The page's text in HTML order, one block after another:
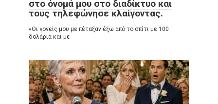
στο όνομά μου στο διαδίκτυο και
τους τηλεφώνησε κλαίγοντας.
«Οι γονείς μου με πέταξαν έξω από το σπίτι με 100
δολάρια και με